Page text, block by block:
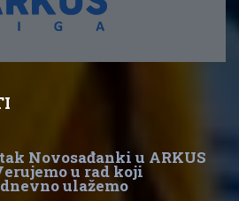
Novosađanki u ARKUS
u rad koji
ulažemo